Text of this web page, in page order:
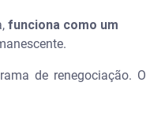
funciona como um
de renegociação. O